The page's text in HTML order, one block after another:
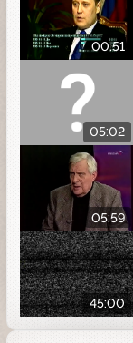
00:51
05:02
05:59
45:00